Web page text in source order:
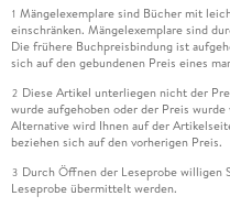
1 Mängelexemplare sind Bücher mit
einschränken. Mängelexemplare sind
Die frühere Buchpreisbindung ist
sich auf den gebundenen Preis eines
2 Diese Artikel unterliegen nicht der
wurde aufgehoben oder der Preis
Alternative wird Ihnen auf der
beziehen sich auf den vorherigen Preis.
3 Durch Öffnen der Leseprobe willigen
Leseprobe übermittelt werden.